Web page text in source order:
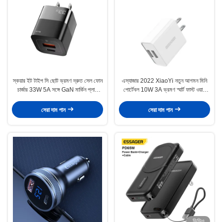
স্কয়ার ইট টাইপ সি ছোট ভ্রমণ দ্রুত সেল ফোন
চার্জার 33W 5A সঙ্গে GaN মার্কিন প্লাগ
সেরা দাম পান
এস্যাজার 2022 XiaoYi নতুন আগমন মিনি
পোর্টেবল 10W 3A ভ্রমণ স্মার্ট ফাস্ট ওয়াল
সেরা দাম পান